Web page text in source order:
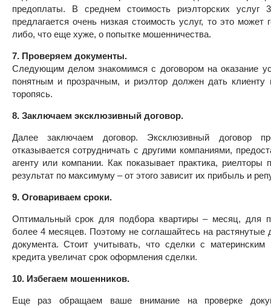
предоплаты. В среднем стоимость риэлторских
предлагается очень низкая стоимость услуг, то это
либо, что еще хуже, о попытке мошенничества.
7. Проверяем документы.
Следующим делом знакомимся с договором на оказание
понятным и прозрачным, и риэлтор должен дать клиенту
торопясь.
8. Заключаем эксклюзивный договор.
Далее заключаем договор. Эксклюзивный договор
отказывается сотрудничать с другими компаниями,
агенту или компании. Как показывает практика, риелторы
результат по максимуму – от этого зависит их прибыль и
9. Оговариваем сроки.
Оптимальный срок для подбора квартиры – месяц, для
более 4 месяцев. Поэтому не соглашайтесь на растянутые
документа. Стоит учитывать, что сделки с
кредита увеличат срок оформления сделки.
10. Избегаем мошенников.
Еще раз обращаем ваше внимание на проверке